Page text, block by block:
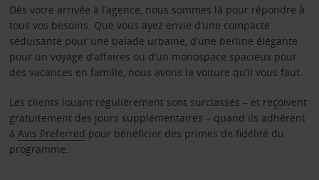
Dès votre arrivée à l’agence, nous sommes là pour répondre à
tous vos besoins. Que vous ayez envie d’une compacte
séduisante pour une balade urbaine, d’une berline élégante
pour un voyage d’affaires ou d’un monospace spacieux pour
des vacances en famille, nous avons la voiture qu’il vous faut.
Les clients louant régulièrement sont surclassés – et reçoivent
gratuitement des jours supplémentaires – quand ils adhèrent
à Avis Preferred pour bénéficier des primes de fidélité du
programme.